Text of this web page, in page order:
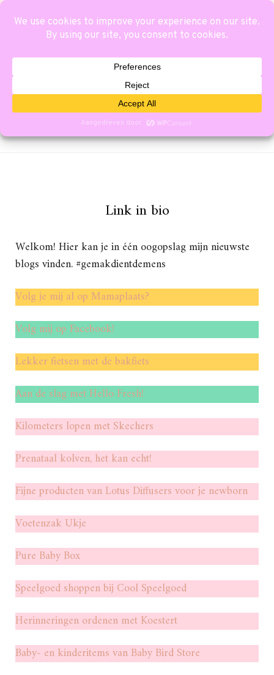
Link in bio
Welkom! Hier kan je in één oogopslag mijn nieuwste
blogs vinden. #gemakdientdemens
Volg je mij al op Mamaplaats?
Volg mij op Facebook!
Lekker fietsen met de bakfiets
Aan de slag met Hello Fresh!
Kilometers lopen met Skechers
Prenataal kolven, het kan echt!
Fijne producten van Lotus Diffusers voor je newborn
Voetenzak Ukje
Pure Baby Box
Speelgoed shoppen bij Cool Speelgoed
Herinneringen ordenen met Koestert
Baby- en kinderitems van Baby Bird Store